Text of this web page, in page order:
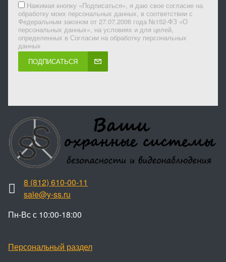
Нажимая кнопку «Подписаться», я даю свое согласие на
обработку моих персональных данных, в соответствии с
Федеральным законом от 27.07.2006 года №152-ФЗ «О
персональных данных», на условиях и для целей,
определенных в Согласии на обработку персональных
данных
ПОДПИСАТЬСЯ
8 (812) 610-00-11
sale@y-ss.ru
Пн-Вс с 10:00-18:00
Персональный раздел